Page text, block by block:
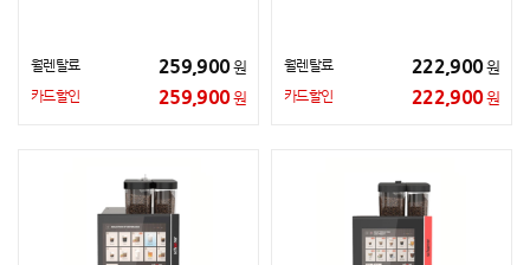
월렌탈료 259,900원
카드할인 259,900원
월렌탈료 222,900원
카드할인 222,900원